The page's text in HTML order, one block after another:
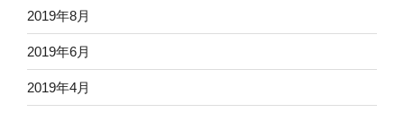
2019年8月
2019年6月
2019年4月